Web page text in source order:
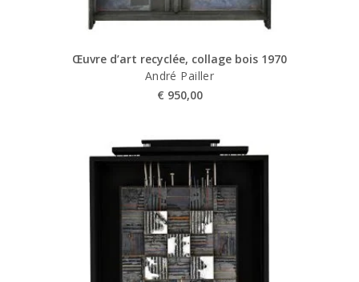
Œuvre d’art recyclée, collage bois 1970
André Pailler
€ 950,00